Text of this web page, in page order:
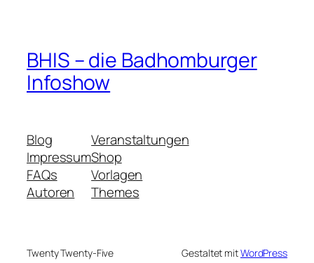
BHIS – die Badhomburger
Infoshow
Blog
Impressum
FAQs
Autoren
Veranstaltungen
Shop
Vorlagen
Themes
Twenty Twenty-Five Gestaltet mitWordPress